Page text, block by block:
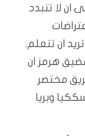
ان لا تتبدد
ان تتعلم.
هرمز ان
مختصر
وبريا